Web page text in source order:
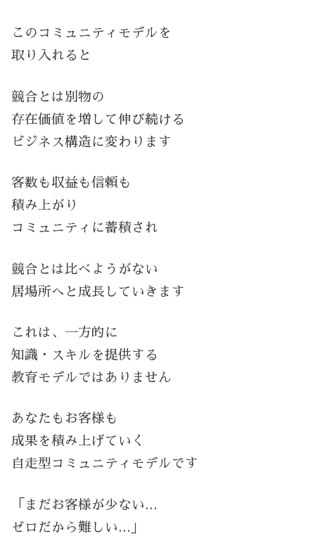
このコミュニティモデルを
取り入れると
競合とは別物の
存在価値を増して伸び続ける
ビジネス構造に変わります
客数も収益も信頼も
積み上がり
コミュニティに蓄積され
競合とは比べようがない
居場所へと成長していきます
これは、一方的に
知識・スキルを提供する
教育モデルではありません
あなたもお客様も
成果を積み上げていく
自走型コミュニティモデルです
「まだお客様が少ない…
ゼロだから難しい…」